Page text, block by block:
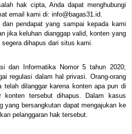
hak cipta, Anda dapat menghubungi
email kami di: info@bagas31.id.
pendapat yang sampai kepada kami
jika keluhan dianggap valid, konten yang
dihapus dari situs kami.
dan Informatika Nomor 5 tahun 2020;
regulasi dalam hal privasi. Orang-orang
telah dilanggar karena konten apa pun di
konten tersebut dihapus. Dalam kasus
yang bersangkutan dapat mengajukan ke
pelanggaran hak tersebut.